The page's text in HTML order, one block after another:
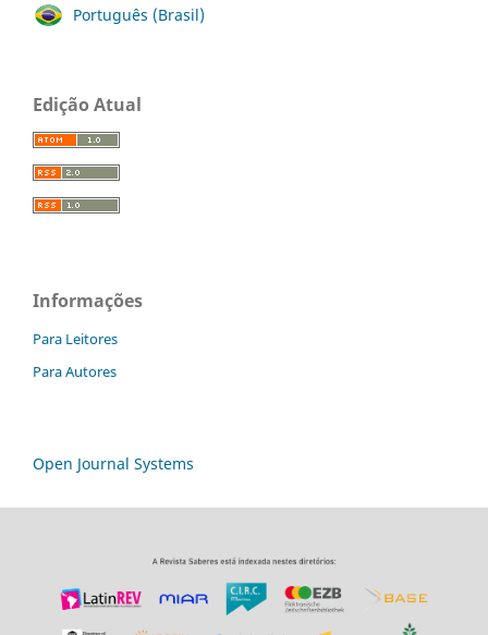
Português (Brasil)
Edição Atual
Informações
Para Leitores
Para Autores
Open Journal Systems